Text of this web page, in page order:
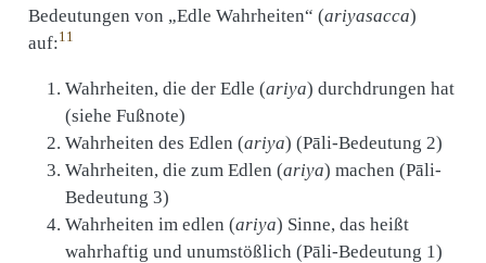
Bedeutungen von „Edle Wahrheiten“ (ariyasacca)
auf:11
Wahrheiten, die der Edle (ariya) durchdrungen hat
(siehe Fußnote)
Wahrheiten des Edlen (ariya) (Pāli-Bedeutung 2)
Wahrheiten, die zum Edlen (ariya) machen (Pāli-
Bedeutung 3)
Wahrheiten im edlen (ariya) Sinne, das heißt
wahrhaftig und unumstößlich (Pāli-Bedeutung 1)